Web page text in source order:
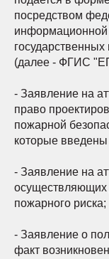
посредством
(далее - ФГИС
- Заявление на
право
пожарной
которые
- Заявление на
осуществляющих
пожарного риска;
- Заявление о
факт